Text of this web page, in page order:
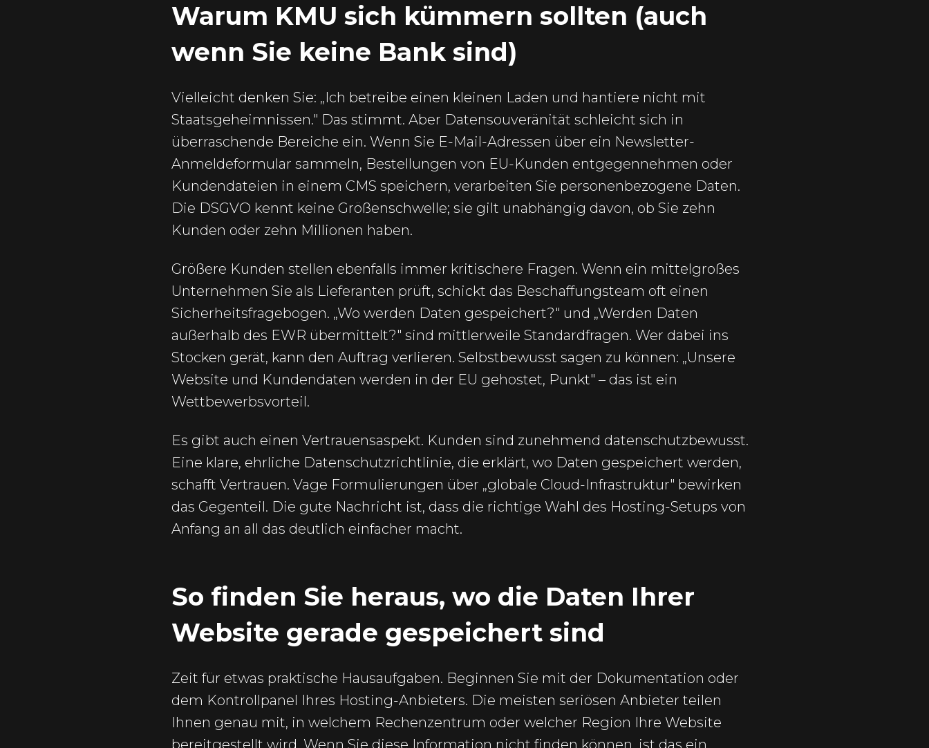
Warum KMU sich kümmern sollten (auch
wenn Sie keine Bank sind)
Vielleicht denken Sie: „Ich betreibe einen kleinen Laden und hantiere nicht mit
Staatsgeheimnissen." Das stimmt. Aber Datensouveränität schleicht sich in
überraschende Bereiche ein. Wenn Sie E-Mail-Adressen über ein Newsletter-
Anmeldeformular sammeln, Bestellungen von EU-Kunden entgegennehmen oder
Kundendateien in einem CMS speichern, verarbeiten Sie personenbezogene Daten.
Die DSGVO kennt keine Größenschwelle; sie gilt unabhängig davon, ob Sie zehn
Kunden oder zehn Millionen haben.
Größere Kunden stellen ebenfalls immer kritischere Fragen. Wenn ein mittelgroßes
Unternehmen Sie als Lieferanten prüft, schickt das Beschaffungsteam oft einen
Sicherheitsfragebogen. „Wo werden Daten gespeichert?" und „Werden Daten
außerhalb des EWR übermittelt?" sind mittlerweile Standardfragen. Wer dabei ins
Stocken gerät, kann den Auftrag verlieren. Selbstbewusst sagen zu können: „Unsere
Website und Kundendaten werden in der EU gehostet, Punkt" – das ist ein
Wettbewerbsvorteil.
Es gibt auch einen Vertrauensaspekt. Kunden sind zunehmend datenschutzbewusst.
Eine klare, ehrliche Datenschutzrichtlinie, die erklärt, wo Daten gespeichert werden,
schafft Vertrauen. Vage Formulierungen über „globale Cloud-Infrastruktur" bewirken
das Gegenteil. Die gute Nachricht ist, dass die richtige Wahl des Hosting-Setups von
Anfang an all das deutlich einfacher macht.
So finden Sie heraus, wo die Daten Ihrer
Website gerade gespeichert sind
Zeit für etwas praktische Hausaufgaben. Beginnen Sie mit der Dokumentation oder
dem Kontrollpanel Ihres Hosting-Anbieters. Die meisten seriösen Anbieter teilen
Ihnen genau mit, in welchem Rechenzentrum oder welcher Region Ihre Website
bereitgestellt wird. Wenn Sie diese Information nicht finden können, ist das ein